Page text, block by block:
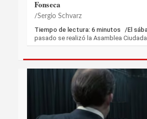
Fonseca
Sergio Schvarz
Tiempo de lectura: 6 minutos /El
pasado se realizó la Asamblea